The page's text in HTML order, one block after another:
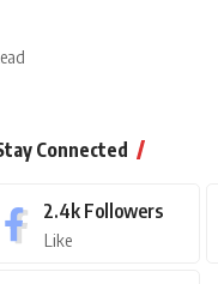
Connected
2.4k Followers
Like